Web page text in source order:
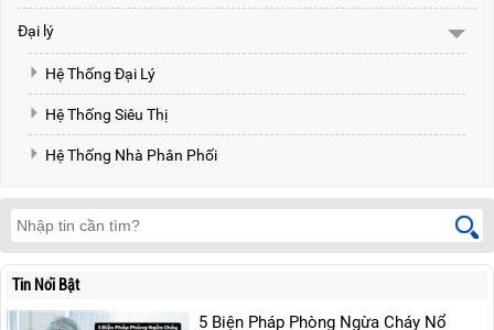
Đại lý
Hệ Thống Đại Lý
Hệ Thống Siêu Thị
Hệ Thống Nhà Phân Phối
Tin Nổi Bật
5 Biện Pháp Phòng Ngừa Cháy Nổ